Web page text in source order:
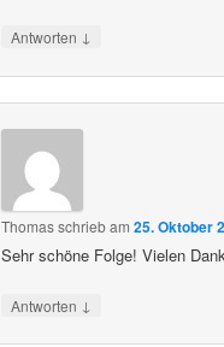
Antworten ↓
Thomasschriebam25. Oktober
Sehr schöne Folge! Vielen
Antworten ↓